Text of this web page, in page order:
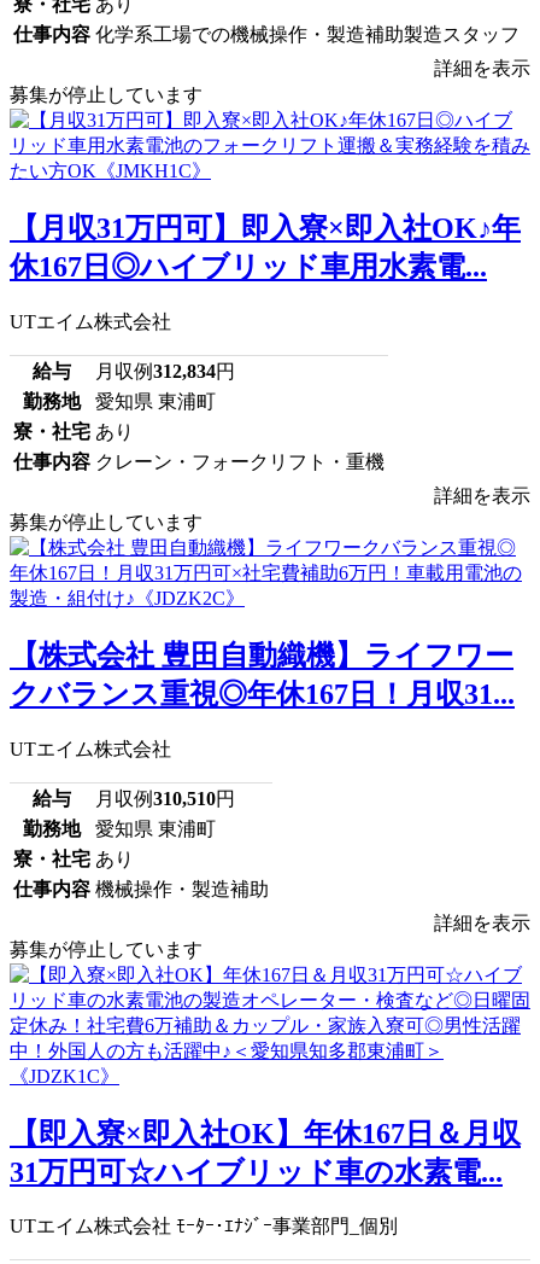
寮・社宅 あり
仕事内容 化学系工場での機械操作・製造補助製造スタッフ
詳細を表示
募集が停止しています
【月収31万円可】即入寮×即入社OK♪年
休167日◎ハイブリッド車用水素電...
UTエイム株式会社
給与 月収例312,834円
勤務地
愛知県 東浦町
寮・社宅 あり
仕事内容 クレーン・フォークリフト・重機
詳細を表示
募集が停止しています
【株式会社 豊田自動織機】ライフワー
クバランス重視◎年休167日！月収31...
UTエイム株式会社
給与 月収例310,510円
勤務地
愛知県 東浦町
寮・社宅 あり
仕事内容 機械操作・製造補助
詳細を表示
募集が停止しています
【即入寮×即入社OK】年休167日＆月収
31万円可☆ハイブリッド車の水素電...
UTエイム株式会社 ﾓｰﾀｰ･ｴﾅｼﾞｰ事業部門_個別